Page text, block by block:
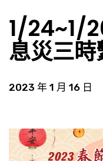
1/24~1/
息災三
2023 年 1 月 16 日